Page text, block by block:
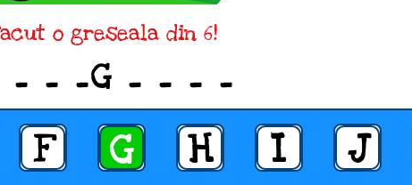
o greseala din 6!
_ _G _ _ _ _
F G H I J